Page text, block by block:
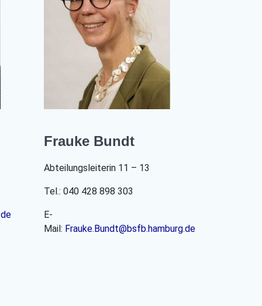
Frauke Bundt
Abteilungsleiterin 11 – 13
Tel.: 040 428 898 303
E-
Mail: Frauke.Bundt@bsfb.hamburg.de